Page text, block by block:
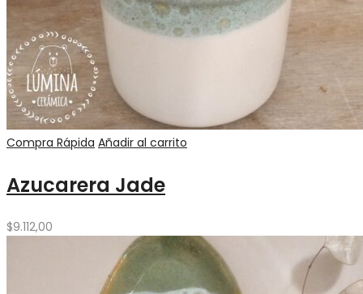
Compra Rápida Añadir al carrito
Azucarera Jade
$9.112,00